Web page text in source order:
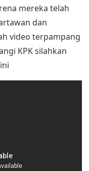
mereka telah
dan
video terpampang
KPK silahkan